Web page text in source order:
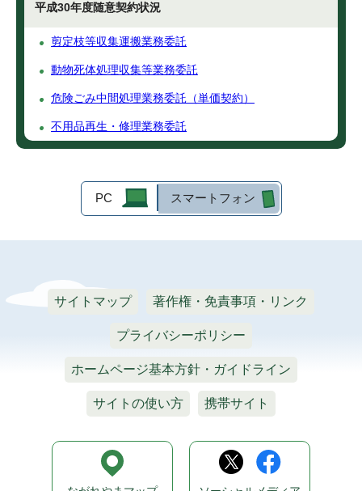
平成30年度随意契約状況
剪定枝等収集運搬業務委託
動物死体処理収集等業務委託
危険ごみ中間処理業務委託（単価契約）
不用品再生・修理業務委託
PC スマートフォン
サイトマップ 著作権・免責事項・リンク
プライバシーポリシー
ホームページ基本方針・ガイドライン
サイトの使い方 携帯サイト